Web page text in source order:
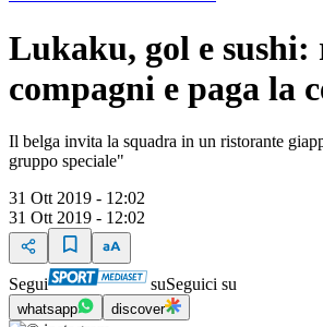
Lukaku, gol e
compagni e paga la
Il belga invita la squadra in un ristorante
gruppo speciale"
31 Ott 2019 - 12:02
31 Ott 2019 - 12:02
Segui suSeguici su
whatsapp discover